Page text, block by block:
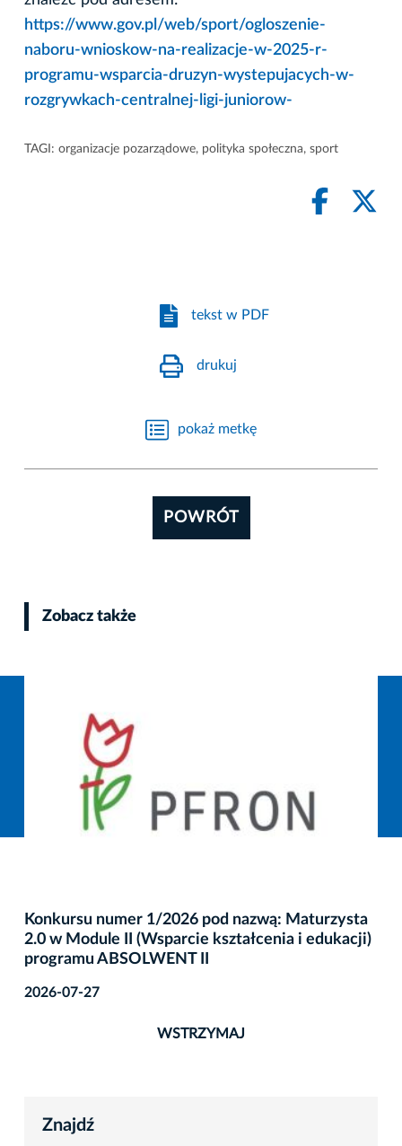
https://www.gov.pl/web/sport/ogloszenie-
naboru-wnioskow-na-realizacje-w-2025-r-
programu-wsparcia-druzyn-wystepujacych-w-
rozgrywkach-centralnej-ligi-juniorow-
TAGI: organizacje pozarządowe, polityka społeczna, sport
tekst w PDF
drukuj
pokaż metkę
POWRÓT
Zobacz także
Konkursu numer 1/2026 pod nazwą: Maturzysta
2.0 w Module II (Wsparcie kształcenia i edukacji)
programu ABSOLWENT II
2026-07-27
WSTRZYMAJ
Znajdź